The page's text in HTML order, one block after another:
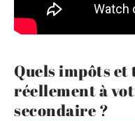
Quels impôts et
réellement à
secondaire ?